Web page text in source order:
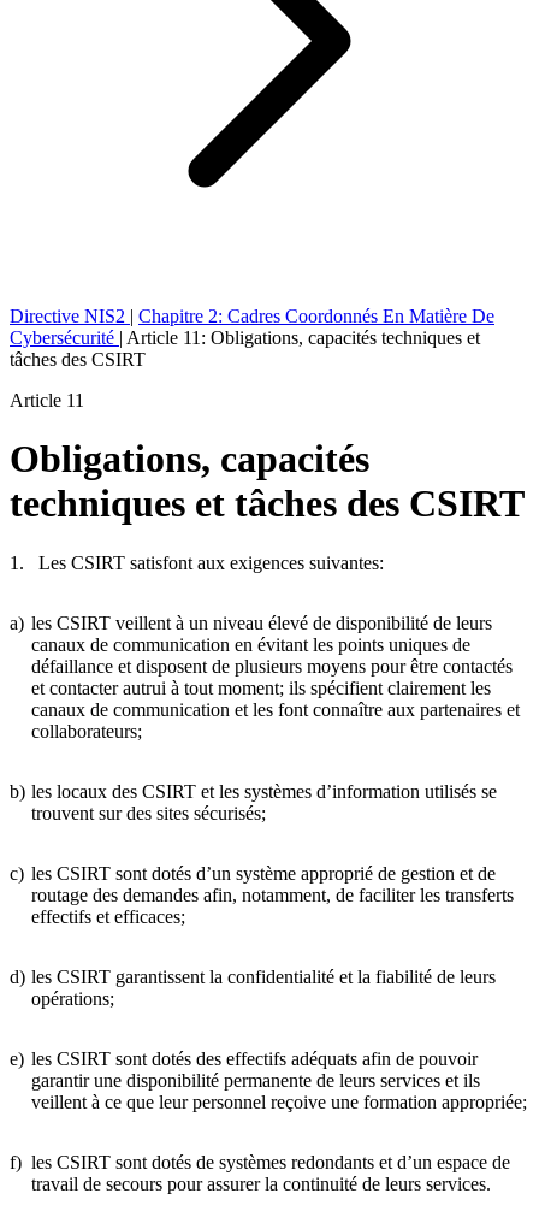
Directive NIS2 | Chapitre 2: Cadres Coordonnés En Matière De
Cybersécurité | Article 11: Obligations, capacités techniques et
tâches des CSIRT
Article 11
Obligations, capacités
techniques et tâches des CSIRT
1. Les CSIRT satisfont aux exigences suivantes:
a) les CSIRT veillent à un niveau élevé de disponibilité de leurs
canaux de communication en évitant les points uniques de
défaillance et disposent de plusieurs moyens pour être contactés
et contacter autrui à tout moment; ils spécifient clairement les
canaux de communication et les font connaître aux partenaires et
collaborateurs;
b) les locaux des CSIRT et les systèmes d’information utilisés se
trouvent sur des sites sécurisés;
c) les CSIRT sont dotés d’un système approprié de gestion et de
routage des demandes afin, notamment, de faciliter les transferts
effectifs et efficaces;
d) les CSIRT garantissent la confidentialité et la fiabilité de leurs
opérations;
e) les CSIRT sont dotés des effectifs adéquats afin de pouvoir
garantir une disponibilité permanente de leurs services et ils
veillent à ce que leur personnel reçoive une formation appropriée;
f) les CSIRT sont dotés de systèmes redondants et d’un espace de
travail de secours pour assurer la continuité de leurs services.